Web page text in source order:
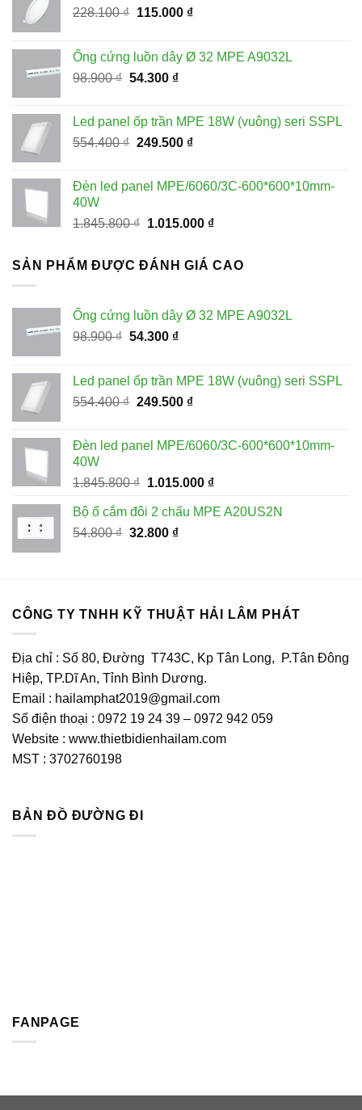
228.100₫ Giá
228.100 ₫.
115.000 ₫Giá
là:
Ống cứng luồn dây Ø 32 MPE A9032L
98.900₫ Giá
98.900 ₫.
54.300 ₫Giá
là:
54.300 ₫.
Led panel ốp trần MPE 18W (vuông) seri SSPL
554.400₫ Giá
554.400 ₫.
249.500 ₫Giá
là:
Đèn led panel MPE/6060/3C-600*600*10mm-
40W
1.845.800₫ Giá
là:
1.845.800 ₫.
1.015.000 ₫Giá
là:
SẢN PHẨM ĐƯỢC ĐÁNH GIÁ CAO
Ống cứng luồn dây Ø 32 MPE A9032L
98.900₫ Giá
98.900 ₫.
54.300 ₫Giá
là:
54.300 ₫.
Led panel ốp trần MPE 18W (vuông) seri SSPL
554.400₫ Giá
554.400 ₫.
249.500 ₫Giá
là:
Đèn led panel MPE/6060/3C-600*600*10mm-
40W
1.845.800₫ Giá
là:
1.845.800 ₫.
1.015.000 ₫Giá
tại
Bộ ổ cắm đôi 2 chấu MPE A20US2N
54.800₫ Giá
32.800 ₫Giá
CÔNG TY TNHH KỸ THUẬT HẢI LÂM PHÁT
Địa chỉ : Số 80, Đường T743C, Kp Tân Long, P.Tân Đông
Hiệp, TP.Dĩ An, Tỉnh Bình Dương.
Email : hailamphat2019@gmail.com
Số điện thoại : 0972 19 24 39 – 0972 942 059
Website : www.thietbidienhailam.com
MST : 3702760198
BẢN ĐỒ ĐƯỜNG ĐI
FANPAGE